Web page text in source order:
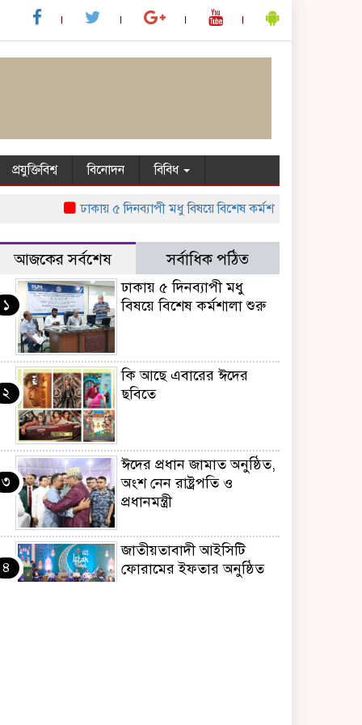
প্রযুক্তিবিশ্ব বিনোদন বিবিধ
ঢাকায় ৫ দিনব্যাপী মধু বিষয়ে বিশেষ কর্মশালা শুরু
আজকের সর্বশেষ সর্বাধিক পঠিত
১
ঢাকায় ৫ দিনব্যাপী মধু
বিষয়ে বিশেষ কর্মশালা শুরু
২
কি আছে এবারের ঈদের
ছবিতে
৩
ঈদের প্রধান জামাত অনুষ্ঠিত,
অংশ নেন রাষ্ট্রপতি ও
প্রধানমন্ত্রী
৪
জাতীয়তাবাদী আইসিটি
ফোরামের ইফতার অনুষ্ঠিত